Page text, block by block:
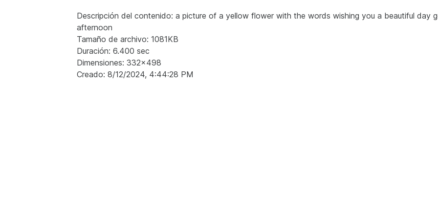
Descripción del contenido: a picture of a yellow flower with the words wishing you a beautiful day
afternoon
Tamaño de archivo: 1081KB
Duración: 6.400 sec
Dimensiones: 332x498
Creado: 8/12/2024, 4:44:28 PM